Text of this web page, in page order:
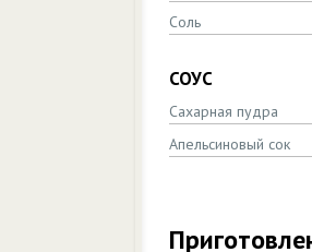
Соль
СОУС
Сахарная пудра
Апельсиновый сок